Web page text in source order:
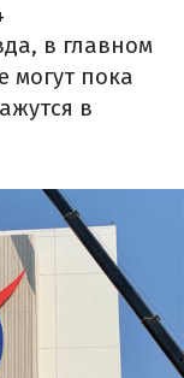
в главном
могут пока
в